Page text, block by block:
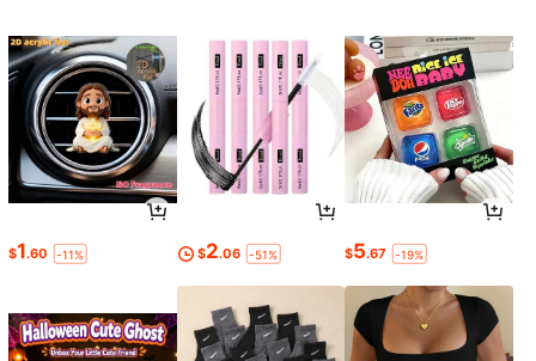
$1.60 -11% $2.06 -51% $5.67 -19%